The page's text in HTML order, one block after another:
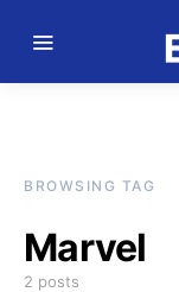
BROWSING TAG
Marvel
2 posts